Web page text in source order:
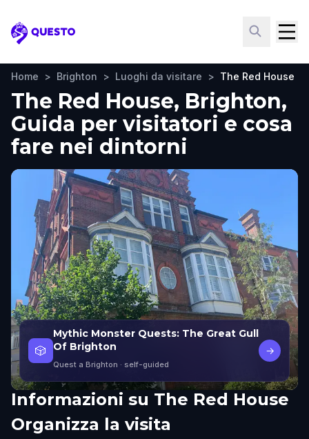
Questo
Home > Brighton > Luoghi da visitare > The Red House
The Red House, Brighton,
Guida per visitatori e cosa
fare nei dintorni
🎲
Mythic Monster Quests: The Great Gull
Of Brighton
Quest a Brighton · self-guided
→
Informazioni su The Red House
Organizza la visita